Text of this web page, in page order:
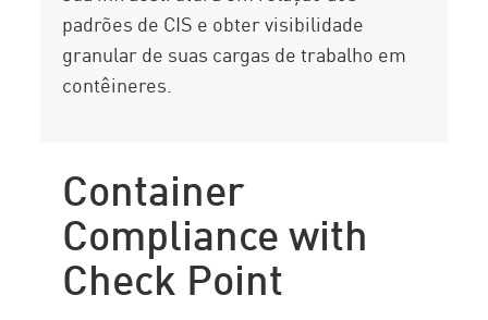
padrões de CIS e obter visibilidade
granular de suas cargas de trabalho em
contêineres.
Container
Compliance with
Check Point